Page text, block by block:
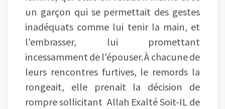
un garçon qui se permettait des gestes
inadéquats comme lui tenir la main, et
l'embrasser, lui promettant
incessamment de l'épouser. À chacune de
leurs rencontres furtives, le remords la
rongeait, elle prenait la décision de
rompre sollicitant Allah Exalté Soit-IL de